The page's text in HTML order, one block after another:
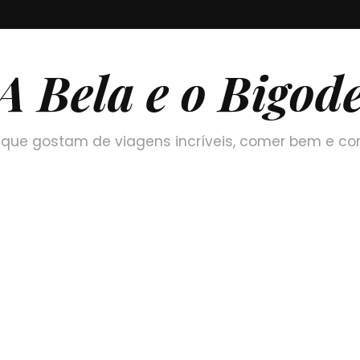
Bela e o
gostam de viagens incríveis, comer bem e